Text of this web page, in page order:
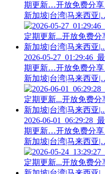
期更新…开放免费分享
新加坡|台湾|马来西亚
2026-05-
期更新…开放免费分享
新加坡|台湾|马来西亚
2026-06-
期更新…开放免费分享
新加坡|台湾|马来西亚